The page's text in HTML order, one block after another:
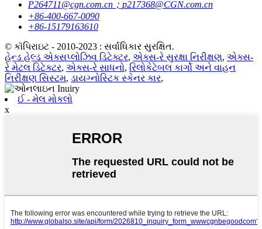
P264711@cgn.com.cn；p217368@CGN.com.cn
+86-400-667-0090
+86-15179163610
© કૉપિરાઇટ - 2010-2023 : સર્વાધિકાર સુરક્ષિત.
હેન્ડ હેલ્ડ એક્સપ્લોઝિવ ડિટેક્ટર, એક્સ-રે સુરક્ષા નિરીક્ષણ, એક્સ-
રે મેટલ ડિટેક્ટર, એક્સ-રે સાધનો, રિલોકેટેબલ કાર્ગો અને વાહન
નિરીક્ષણ સિસ્ટમ, ડાયગ્નોસ્ટિક સ્કેનર કાર,
ઈ - મેલ મોકલો
x